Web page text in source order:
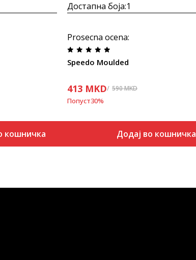
кошничка
Достапна боја:1
Prosecna ocena:
Speedo Moulded
413 MKD 590MKD
Попуст30%
Додај во кошничка